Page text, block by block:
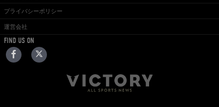
プライバシーポリシー
運営会社
FIND US ON